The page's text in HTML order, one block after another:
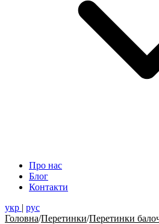
Про нас
Блог
Контакти
укр | рус
Головна/Перетинки/Перетинки